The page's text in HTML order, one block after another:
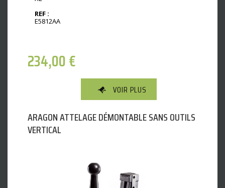
REF :
E5812AA
234,00€
VOIR PLUS
ARAGON ATTELAGE DÉMONTABLE SANS OUTILS
VERTICAL